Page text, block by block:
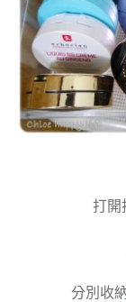
打開
分別收